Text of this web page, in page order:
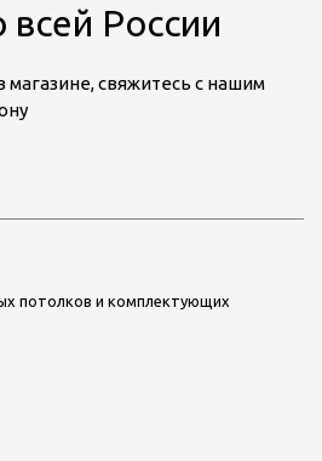
всей России
магазине, свяжитесь с нашим
потолков и комплектующих